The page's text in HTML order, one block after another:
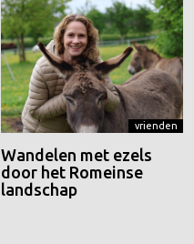
vrienden
Wandelen met ezels
door het Romeinse
landschap